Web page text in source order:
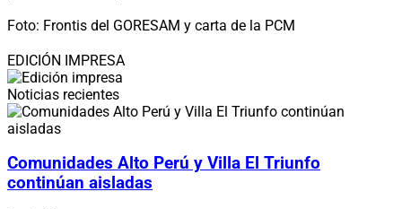
Foto: Frontis del GORESAM y carta de la PCM
EDICIÓN IMPRESA
Noticias recientes
Comunidades Alto Perú y Villa El Triunfo
continúan aisladas